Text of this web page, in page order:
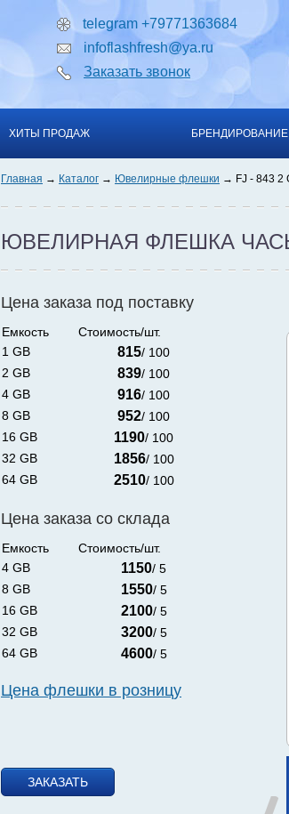
telegram +79771363684
infoflashfresh@ya.ru
Заказать звонок
ХИТЫ ПРОДАЖ БРЕНДИРОВАНИЕ
Главная Каталог Ювелирные флешки FJ - 843 2
ЮВЕЛИРНАЯ ФЛЕШКА
Цена заказа под поставку
Емкость
Стоимость/шт.
1 GB
815/ 100
2 GB
839/ 100
4 GB
916/ 100
8 GB
952/ 100
16 GB
1190/ 100
32 GB
1856/ 100
64 GB
2510/ 100
Цена заказа со склада
Емкость
Стоимость/шт.
4 GB
1150/ 5
8 GB
1550/ 5
16 GB
2100/ 5
32 GB
3200/ 5
64 GB
4600/ 5
Цена флешки в розницу
ЗАКАЗАТЬ